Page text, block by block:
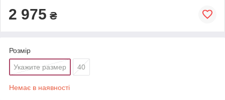
2 975 ₴
Розмір
Укажите размер 40
Немає в наявності